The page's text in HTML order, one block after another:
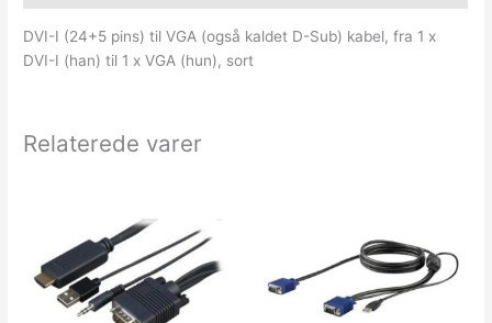
DVI-I (24+5 pins) til VGA (også kaldet D-Sub) kabel, fra 1 x
DVI-I (han) til 1 x VGA (hun), sort
Relaterede varer